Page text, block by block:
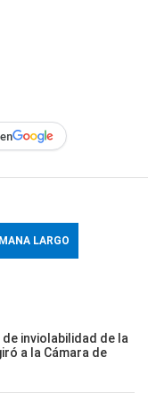
LARGO
inviolabilidad de la
a la Cámara de